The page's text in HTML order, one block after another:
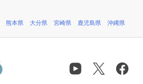
熊本県 大分県 宮崎県 鹿児島県 沖縄県